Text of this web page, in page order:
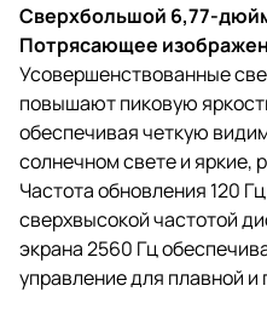
Сверхбольшой 6,77-
Потрясающее
Усовершенствованные
повышают пиковую
обеспечивая четкую
солнечном свете и яркие,
Частота обновления 120
сверхвысокой частотой
экрана 2560 Гц
управление для плавной и